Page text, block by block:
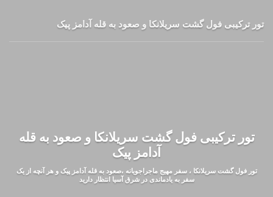
تور ترکیبی فول گشت سریلانکا و صعود به قله آدامز پیک
تور ترکیبی فول گشت سریلانکا و صعود به قله
آدامز پیک
تور فول گشت سریلانکا ، سفر مهیج ماجراجویانه ،صعود به قله آدامز پیک و هر آنچه از یک
سفر به یادماندی در شرق آسیا انتظار دارید